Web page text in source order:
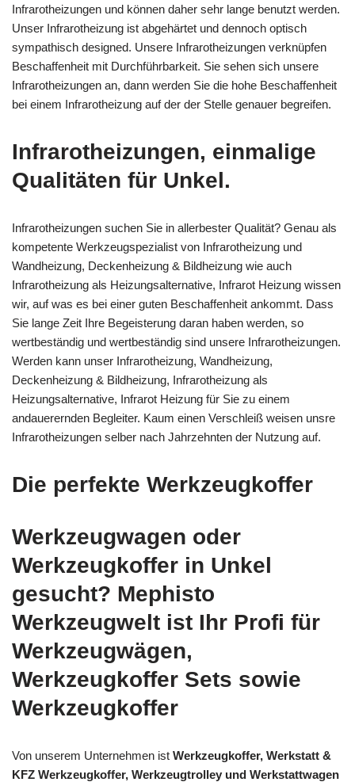
Infrarotheizungen und können daher sehr lange benutzt werden.
Unser Infrarotheizung ist abgehärtet und dennoch optisch
sympathisch designed. Unsere Infrarotheizungen verknüpfen
Beschaffenheit mit Durchführbarkeit. Sie sehen sich unsere
Infrarotheizungen an, dann werden Sie die hohe Beschaffenheit
bei einem Infrarotheizung auf der der Stelle genauer begreifen.
Infrarotheizungen, einmalige
Qualitäten für Unkel.
Infrarotheizungen suchen Sie in allerbester Qualität? Genau als
kompetente Werkzeugspezialist von Infrarotheizung und
Wandheizung, Deckenheizung & Bildheizung wie auch
Infrarotheizung als Heizungsalternative, Infrarot Heizung wissen
wir, auf was es bei einer guten Beschaffenheit ankommt. Dass
Sie lange Zeit Ihre Begeisterung daran haben werden, so
wertbeständig und wertbeständig sind unsere Infrarotheizungen.
Werden kann unser Infrarotheizung, Wandheizung,
Deckenheizung & Bildheizung, Infrarotheizung als
Heizungsalternative, Infrarot Heizung für Sie zu einem
andauerernden Begleiter. Kaum einen Verschleiß weisen unsre
Infrarotheizungen selber nach Jahrzehnten der Nutzung auf.
Die perfekte Werkzeugkoffer
Werkzeugwagen oder
Werkzeugkoffer in Unkel
gesucht? Mephisto
Werkzeugwelt ist Ihr Profi für
Werkzeugwägen,
Werkzeugkoffer Sets sowie
Werkzeugkoffer
Von unserem Unternehmen ist Werkzeugkoffer, Werkstatt &
KFZ Werkzeugkoffer, Werkzeugtrolley und Werkstattwagen